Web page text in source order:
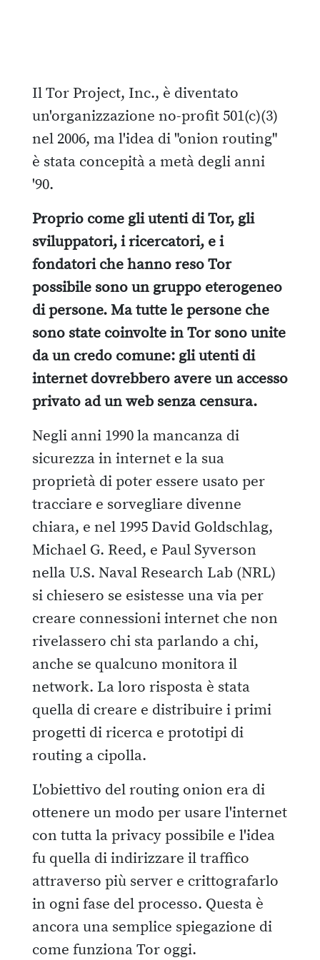
Il Tor Project, Inc., è diventato
un'organizzazione no-profit 501(c)(3)
nel 2006, ma l'idea di "onion routing"
è stata concepità a metà degli anni
'90.
Proprio come gli utenti di Tor, gli
sviluppatori, i ricercatori, e i
fondatori che hanno reso Tor
possibile sono un gruppo eterogeneo
di persone. Ma tutte le persone che
sono state coinvolte in Tor sono unite
da un credo comune: gli utenti di
internet dovrebbero avere un accesso
privato ad un web senza censura.
Negli anni 1990 la mancanza di
sicurezza in internet e la sua
proprietà di poter essere usato per
tracciare e sorvegliare divenne
chiara, e nel 1995 David Goldschlag,
Michael G. Reed, e Paul Syverson
nella U.S. Naval Research Lab (NRL)
si chiesero se esistesse una via per
creare connessioni internet che non
rivelassero chi sta parlando a chi,
anche se qualcuno monitora il
network. La loro risposta è stata
quella di creare e distribuire i primi
progetti di ricerca e prototipi di
routing a cipolla.
L'obiettivo del routing onion era di
ottenere un modo per usare l'internet
con tutta la privacy possibile e l'idea
fu quella di indirizzare il traffico
attraverso più server e crittografarlo
in ogni fase del processo. Questa è
ancora una semplice spiegazione di
come funziona Tor oggi.